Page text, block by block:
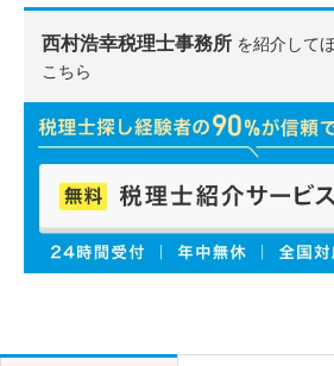
西村浩幸税理士事務所 を紹介して
こちら